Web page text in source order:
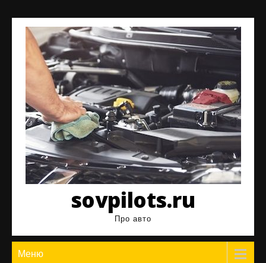
содержимому
sovpilots.ru
Про авто
Меню